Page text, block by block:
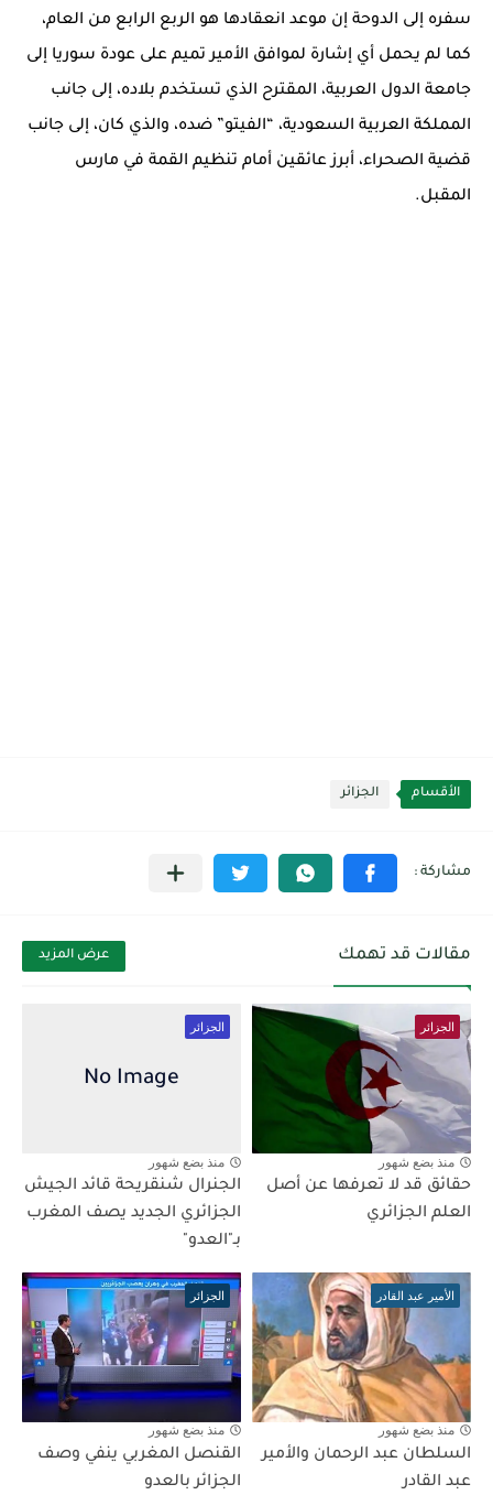
سفره إلى الدوحة إن موعد انعقادها هو الربع الرابع من العام،
كما لم يحمل أي إشارة لموافق الأمير تميم على عودة سوريا إلى
جامعة الدول العربية، المقترح الذي تستخدم بلاده، إلى جانب
المملكة العربية السعودية، “الفيتو” ضده، والذي كان، إلى جانب
قضية الصحراء، أبرز عائقين أمام تنظيم القمة في مارس
المقبل.
الأقسام الجزائر
مقالات قد تهمك عرض المزيد
الجزائر
منذ بضع شهور
حقائق قد لا تعرفها عن أصل
العلم الجزائري
الجزائر
منذ بضع شهور
الجنرال شنقريحة قائد الجيش
الجزائري الجديد يصف المغرب
بـ"العدو"
الأمير عبد القادر
منذ بضع شهور
السلطان عبد الرحمان والأمير
عبد القادر
الجزائر
منذ بضع شهور
القنصل المغربي ينفي وصف
الجزائر بالعدو